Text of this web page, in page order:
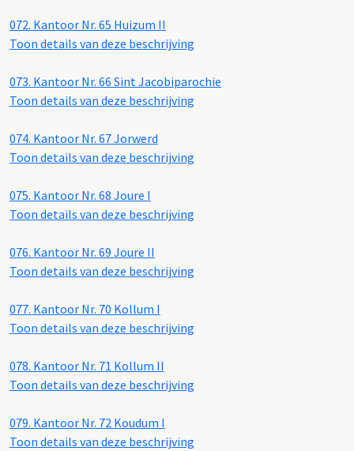
072. Kantoor Nr. 65 Huizum II
Toon details van deze beschrijving
073. Kantoor Nr. 66 Sint Jacobiparochie
Toon details van deze beschrijving
074. Kantoor Nr. 67 Jorwerd
Toon details van deze beschrijving
075. Kantoor Nr. 68 Joure I
Toon details van deze beschrijving
076. Kantoor Nr. 69 Joure II
Toon details van deze beschrijving
077. Kantoor Nr. 70 Kollum I
Toon details van deze beschrijving
078. Kantoor Nr. 71 Kollum II
Toon details van deze beschrijving
079. Kantoor Nr. 72 Koudum I
Toon details van deze beschrijving